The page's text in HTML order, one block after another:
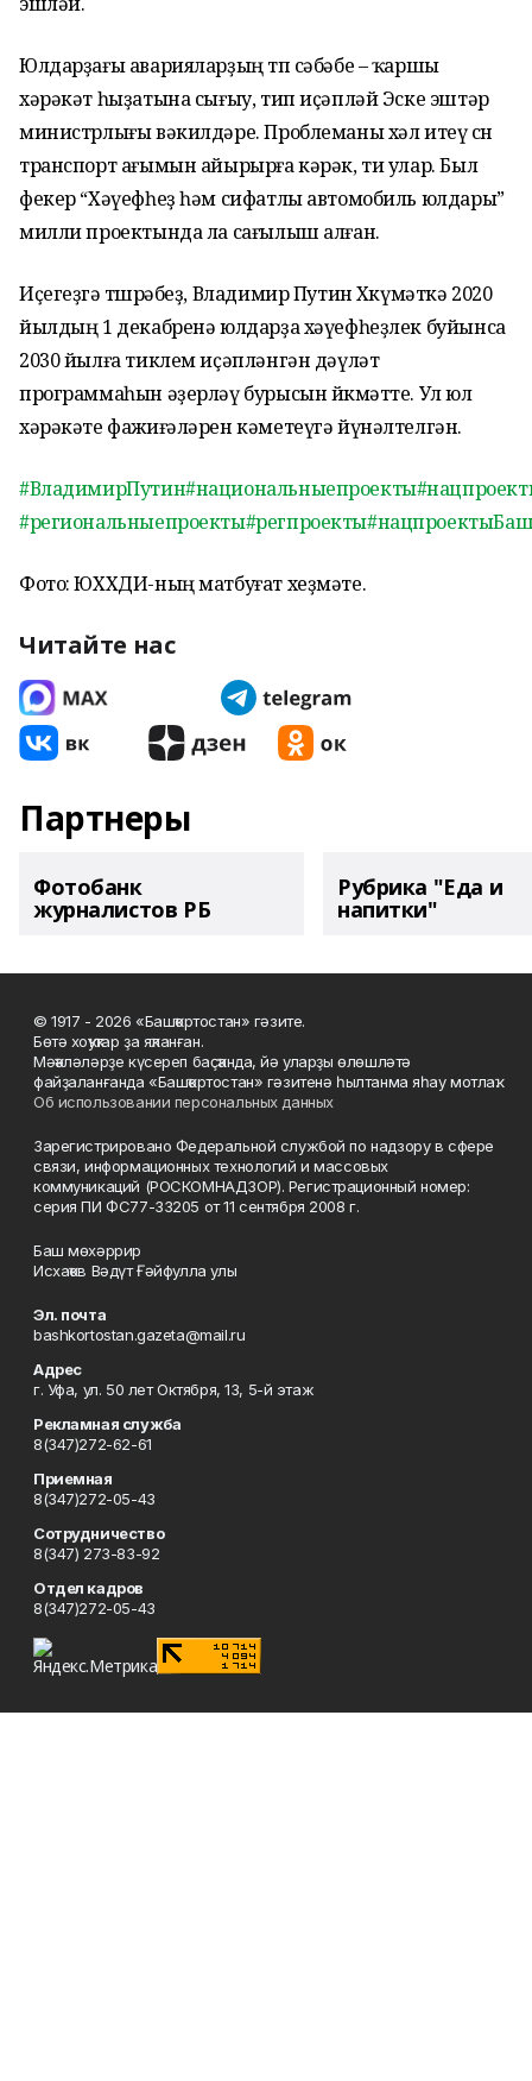
Юлдарҙағы аварияларҙың төп сәбәбе – ҡаршы
хәрәкәт һыҙатына сығыу, тип иҫәпләй Эске эштәр
министрлығы вәкилдәре. Проблеманы хәл итеү өсөн
транспорт ағымын айырырға кәрәк, ти улар. Был
фекер “Хәүефһеҙ һәм сифатлы автомобиль юлдары”
милли проектында ла сағылыш алған.
Иҫегеҙгә төшөрәбеҙ, Владимир Путин Хөкүмәткә 2020
йылдың 1 декабренә юлдарҙа хәүефһеҙлек буйынса
2030 йылға тиклем иҫәпләнгән дәүләт
программаһын әҙерләү бурысын йөкмәтте. Ул юл
хәрәкәте фажиғәләрен кәметеүгә йүнәлтелгән.
#ВладимирПутин#национальныепроекты
#региональныепроекты#регпроекты
Фото: ЮХХДИ-ның матбуғат хеҙмәте.
Читайте нас
Партнеры
Фотобанк
журналистов РБ
Рубрика "Еда и
напитки"
© 1917 - 2026 «Башҡортостан» гәзите.
Бөтә хоҡуҡтар ҙа яҡланған.
Мәҡәләләрҙе күсереп баҫҡанда, йә уларҙы өлөшләтә
файҙаланғанда «Башҡортостан» гәзитенә һылтанма яһау мотлаҡ.
Об использовании персональных данных
Зарегистрировано Федеральной службой по надзору в сфере
связи, информационных технологий и массовых
коммуникаций (РОСКОМНАДЗОР). Регистрационный номер:
серия ПИ ФС77-33205 от 11 сентября 2008 г.
Баш мөхәррир
Исхаҡов Вәдүт Ғәйфулла улы
Эл. почта
bashkortostan.gazeta@mail.ru
Адрес
г. Уфа, ул. 50 лет Октября, 13, 5-й этаж
Рекламная служба
8(347)272-62-61
Приемная
8(347)272-05-43
Сотрудничество
8(347) 273-83-92
Отдел кадров
8(347)272-05-43